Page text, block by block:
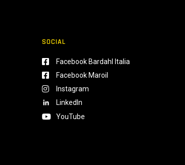
SOCIAL
Facebook Bardahl Italia
Facebook Maroil
Instagram
LinkedIn
YouTube